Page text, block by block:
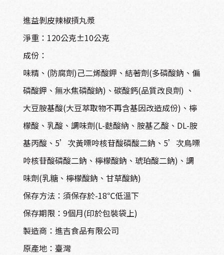
進益剝皮辣椒摃丸漿
淨重：120公克±10公克
成份：
味精、(防腐劑)己二烯酸鉀、結著劑(多磷酸鈉、偏
磷酸鉀、無水焦磷酸鈉)、碳酸鈣(品質改良劑) 、
大豆胺基酸(大豆萃取物不再含基因改造成份)、檸
檬酸、乳酸、調味劑(L-麩酸納、胺基乙酸、DL-胺
基丙酸、5’次黃嘌呤核苷酸磷酸二鈉、5’次鳥嘌
呤核苷酸磷酸二鈉、檸檬酸鈉、琥珀酸二鈉)、調
味劑(乳糖、檸檬酸鈉、甘草酸鈉)
保存方法：須保存於-18℃低溫下
保存期限：9個月(印於包裝袋上)
製造商：進吉食品有限公司
原產地：臺灣